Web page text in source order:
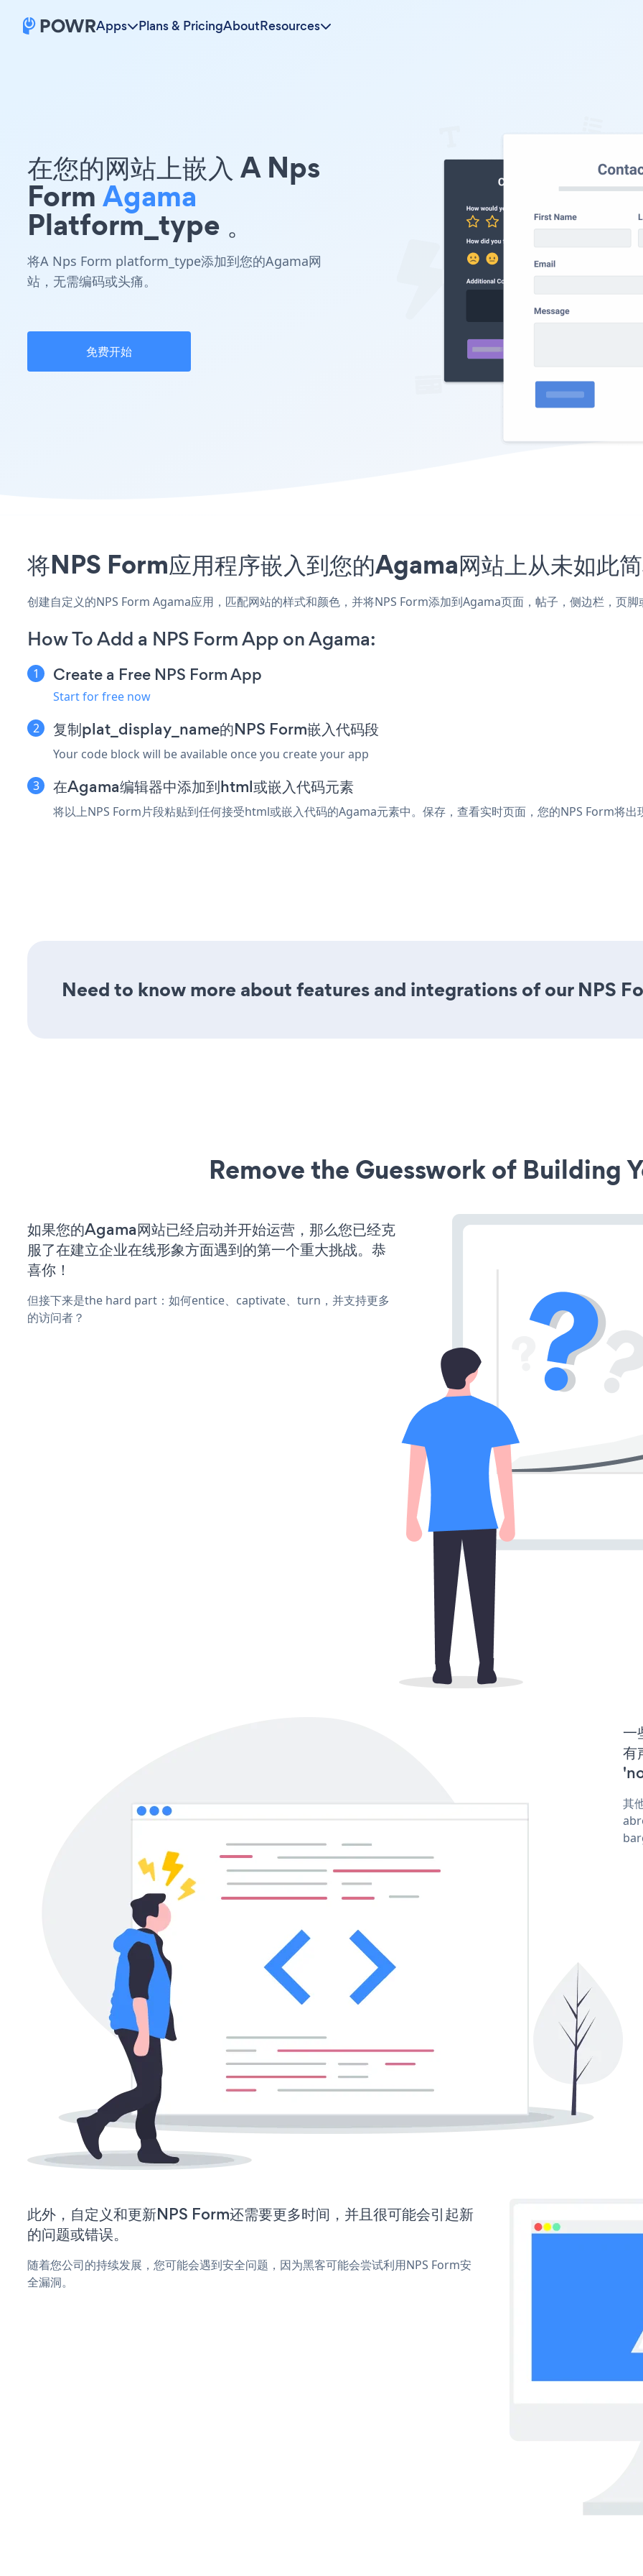
Apps Plans & PricingAboutResources
在您的网站上嵌入 A Nps
FormAgama
Platform_type 。
将A Nps Form platform_type添加到您的Agama网
站，无需编码或头痛。
免费开始
将NPS Form应用程序嵌入到您的Agama网站上从未如此
创建自定义的NPS Form Agama应用，匹配网站的样式和颜色，并将NPS Form添加到Agama页面，帖子，侧边栏，页
How To Add a NPS Form App on Agama:
Create a Free NPS Form App
Start for free now
复制plat_display_name的NPS Form嵌入代码段
Your code block will be available once you create your app
在Agama编辑器中添加到html或嵌入代码元素
将以上NPS Form片段粘贴到任何接受html或嵌入代码的Agama元素中。保存，查看实时页面，您的NPS Form将出
Need to know more about features and integrations of our NPS
Remove the Guesswork of Building
如果您的Agama网站已经启动并开始运营，那么您已经克
服了在建立企业在线形象方面遇到的第一个重大挑战。恭
喜你！
但接下来是the hard part：如何entice、captivate、turn，并支持更多
的访问者？
一
有
其
此外，自定义和更新NPS Form还需要更多时间，并且很可能会引起新
的问题或错误。
随着您公司的持续发展，您可能会遇到安全问题，因为黑客可能会尝试利用NPS Form安
全漏洞。